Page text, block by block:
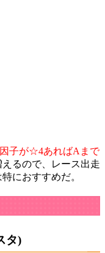
子が☆4あればAまで
るので、レース出走
におすすめだ。
タ)